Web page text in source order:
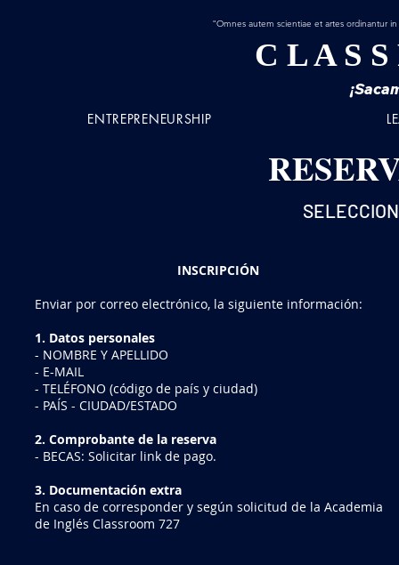
"Omnes autem scientiae et artes ordinantur
C L A S
ENTREPRENEURSHIP
INSCRIPCIÓN
Enviar por correo electrónico, la siguiente información:
1. Datos personales
- NOMBRE Y APELLIDO
- E-MAIL
- TELÉFONO (código de país y ciudad)
- PAÍS - CIUDAD/ESTADO
2. Comprobante de la reserva
- BECAS: Solicitar link de pago.
3. Documentación extra
En caso de corresponder y según solicitud de la Academia
de Inglés Classroom 727